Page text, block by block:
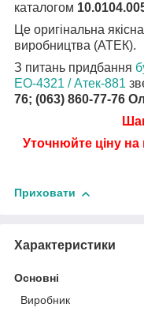
каталогом
Це оригінальна
виробництва (АТЕК).
З питань придбання
ЕО-4321 / Атек-881
76; (063) 860-77-76
Уточнюйте ціну
Приховати
Характеристики
Основні
Виробник